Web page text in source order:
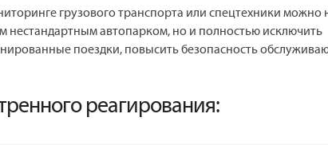
грузового транспорта или спецтехники можно
нестандартным автопарком, но и полностью исключить
поездки, повысить безопасность
реагирования: